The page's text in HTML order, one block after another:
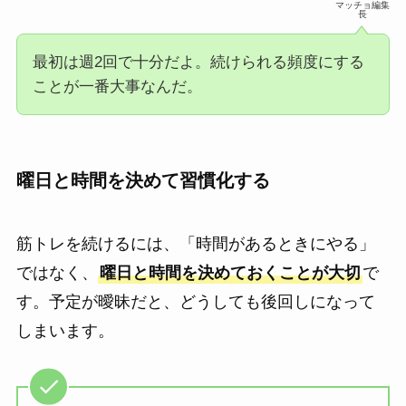
マッチョ編集
長
最初は週2回で十分だよ。続けられる頻度にする
ことが一番大事なんだ。
曜日と時間を決めて習慣化する
筋トレを続けるには、「時間があるときにやる」
ではなく、 曜日と時間を決めておくことが大切で
す。予定が曖昧だと、どうしても後回しになって
しまいます。